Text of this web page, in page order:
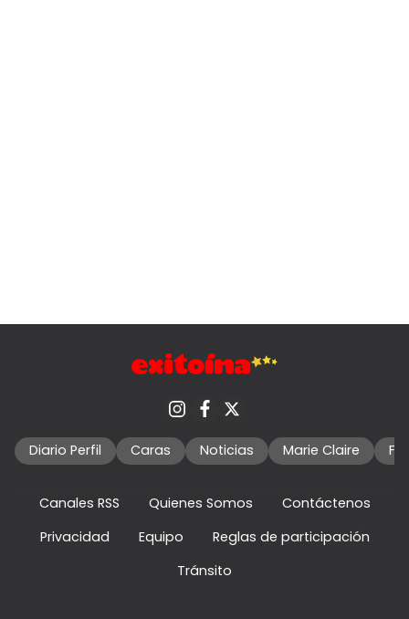
Diario Perfil Caras Noticias Marie Claire
Canales RSS Quienes Somos
Contáctenos
Privacidad
Equipo
Reglas de participación
Tránsito